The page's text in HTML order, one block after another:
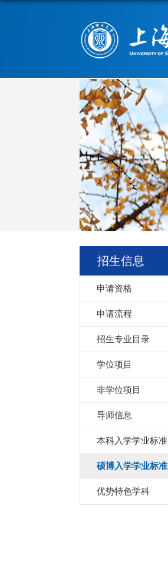
招生信息
申请资格
申请流程
招生专业目录
学位项目
非学位项目
导师信息
本科入学学业标准
硕博入学学业标准
优势特色学科